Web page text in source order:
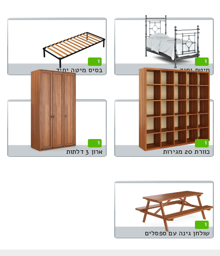
1
מיטת יחיד
1
בסיס מיטה יחיד
1
כוורת 20 מגירות
1
ארון 3 דלתות
1
שולחן גינה עם ספסלים